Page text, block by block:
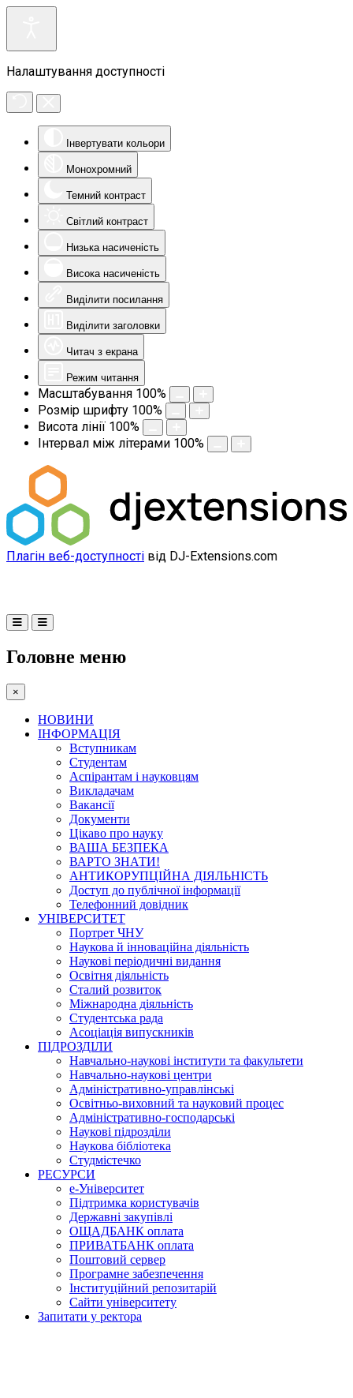
Налаштування доступності
Інвертувати кольори
Монохромний
Темний контраст
Світлий контраст
Низька насиченість
Висока насиченість
Виділити посилання
Виділити заголовки
Читач з екрана
Режим читання
Масштабування 100%
Розмір шрифту 100%
Висота лінії 100%
Інтервал між літерами 100%
Плагін веб-доступності від DJ-Extensions.com
Головне меню
×
НОВИНИ
ІНФОРМАЦІЯ
Вступникам
Студентам
Аспірантам і науковцям
Викладачам
Вакансії
Документи
Цікаво про науку
ВАША БЕЗПЕКА
ВАРТО ЗНАТИ!
АНТИКОРУПЦІЙНА ДІЯЛЬНІСТЬ
Доступ до публічної інформації
Телефонний довідник
УНІВЕРСИТЕТ
Портрет ЧНУ
Наукова й інноваційна діяльність
Наукові періодичні видання
Освітня діяльність
Сталий розвиток
Міжнародна діяльність
Студентська рада
Асоціація випускників
ПІДРОЗДІЛИ
Навчально-наукові інститути та факультети
Навчально-наукові центри
Адміністративно-управлінські
Освітньо-виховний та науковий процес
Адміністративно-господарські
Наукові підрозділи
Наукова бібліотека
Студмістечко
РЕСУРСИ
е-Університет
Підтримка користувачів
Державні закупівлі
ОЩАДБАНК оплата
ПРИВАТБАНК оплата
Поштовий сервер
Програмне забезпечення
Інституційний репозитарій
Сайти університету
Запитати у ректора